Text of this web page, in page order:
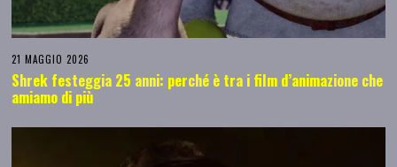
21 MAGGIO 2026
Shrek festeggia 25 anni: perché è tra i film d’animazione che
amiamo di più